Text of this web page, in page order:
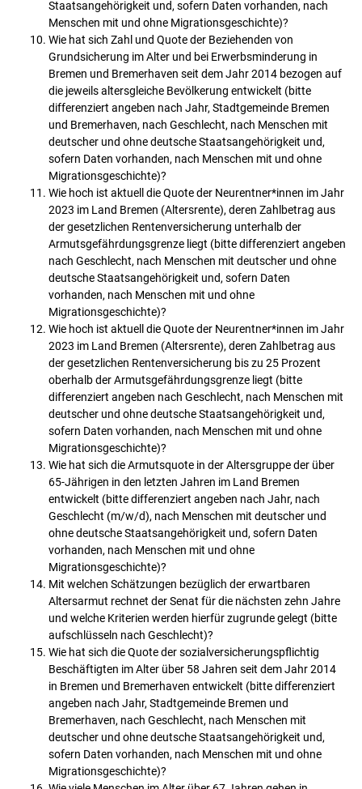
Staatsangehörigkeit und, sofern Daten vorhanden, nach
Menschen mit und ohne Migrationsgeschichte)?
Wie hat sich Zahl und Quote der Beziehenden von
Grundsicherung im Alter und bei Erwerbsminderung in
Bremen und Bremerhaven seit dem Jahr 2014 bezogen auf
die jeweils altersgleiche Bevölkerung entwickelt (bitte
differenziert angeben nach Jahr, Stadtgemeinde Bremen
und Bremerhaven, nach Geschlecht, nach Menschen mit
deutscher und ohne deutsche Staatsangehörigkeit und,
sofern Daten vorhanden, nach Menschen mit und ohne
Migrationsgeschichte)?
Wie hoch ist aktuell die Quote der Neurentner*innen im Jahr
2023 im Land Bremen (Altersrente), deren Zahlbetrag aus
der gesetzlichen Rentenversicherung unterhalb der
Armutsgefährdungsgrenze liegt (bitte differenziert angeben
nach Geschlecht, nach Menschen mit deutscher und ohne
deutsche Staatsangehörigkeit und, sofern Daten
vorhanden, nach Menschen mit und ohne
Migrationsgeschichte)?
Wie hoch ist aktuell die Quote der Neurentner*innen im Jahr
2023 im Land Bremen (Altersrente), deren Zahlbetrag aus
der gesetzlichen Rentenversicherung bis zu 25 Prozent
oberhalb der Armutsgefährdungsgrenze liegt (bitte
differenziert angeben nach Geschlecht, nach Menschen mit
deutscher und ohne deutsche Staatsangehörigkeit und,
sofern Daten vorhanden, nach Menschen mit und ohne
Migrationsgeschichte)?
Wie hat sich die Armutsquote in der Altersgruppe der über
65-Jährigen in den letzten Jahren im Land Bremen
entwickelt (bitte differenziert angeben nach Jahr, nach
Geschlecht (m/w/d), nach Menschen mit deutscher und
ohne deutsche Staatsangehörigkeit und, sofern Daten
vorhanden, nach Menschen mit und ohne
Migrationsgeschichte)?
Mit welchen Schätzungen bezüglich der erwartbaren
Altersarmut rechnet der Senat für die nächsten zehn Jahre
und welche Kriterien werden hierfür zugrunde gelegt (bitte
aufschlüsseln nach Geschlecht)?
Wie hat sich die Quote der sozialversicherungspflichtig
Beschäftigten im Alter über 58 Jahren seit dem Jahr 2014
in Bremen und Bremerhaven entwickelt (bitte differenziert
angeben nach Jahr, Stadtgemeinde Bremen und
Bremerhaven, nach Geschlecht, nach Menschen mit
deutscher und ohne deutsche Staatsangehörigkeit und,
sofern Daten vorhanden, nach Menschen mit und ohne
Migrationsgeschichte)?